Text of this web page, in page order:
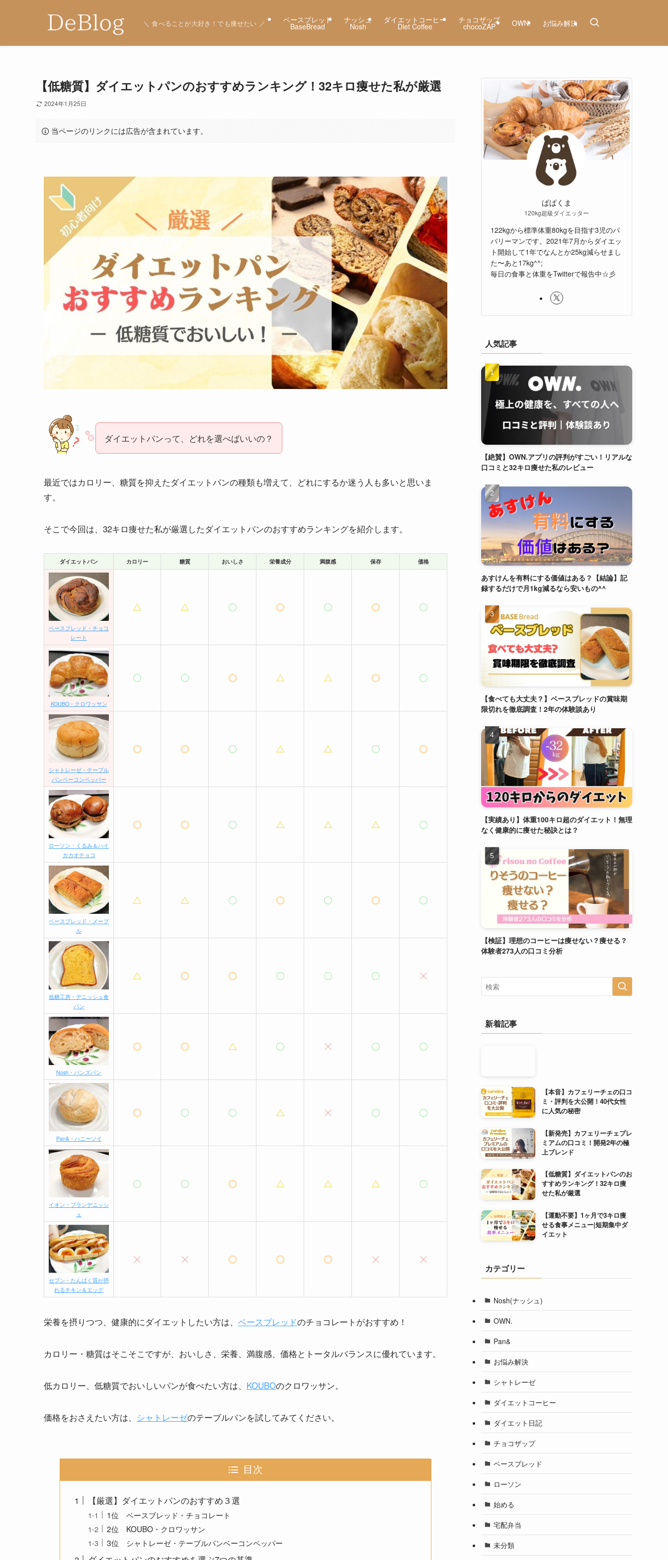
＼ 食べることが大好き！でも痩せたい ／ ベースブレッド
BaseBread
ナッシュ
Nosh
ダイエットコーヒー
Diet Coffee
チョコザップ
chocoZAP OWN. お悩み解決
【低糖質】ダイエットパンのおすすめランキング！32キロ痩せた私が厳選
2024年1月25日
当ページのリンクには広告が含まれています。
ダイエットパンって、どれを選べばいいの？
最近ではカロリー、糖質を抑えたダイエットパンの種類も増えて、どれにするか迷う人も多いと思いま
す。
そこで今回は、32キロ痩せた私が厳選したダイエットパンのおすすめランキングを紹介します。
ダイエットパン カロリー 糖質 おいしさ 栄養成分 満腹感 保存 価格
ベースブレッド・チョコ
レート
KOUBO・クロワッサン
シャトレーゼ・テーブル
パンベーコンペッパー
ローソン・くるみ＆ハイ
カカオチョコ
ベースブレッド・メープ
ル
低糖工房・デニッシュ食
パン
Nosh・バンズパン
Pan&・ハニーソイ
イオン・ブランデニッシ
ュ
セブン・たんぱく質が摂
れるチキン＆エッグ
栄養を摂りつつ、健康的にダイエットしたい方は、 ベースブレッドのチョコレートがおすすめ！
カロリー・糖質はそこそこですが、おいしさ、栄養、満腹感、価格とトータルバランスに優れています。
低カロリー、低糖質でおいしいパンが食べたい方は、 KOUBOのクロワッサン。
価格をおさえたい方は、 シャトレーゼのテーブルパンを試してみてください。
目次
【厳選】ダイエットパンのおすすめ３選
1位 ベースブレッド・チョコレート
2位 KOUBO・クロワッサン
3位 シャトレーゼ・テーブルパンベーコンペッパー
ぱぱくま
120kg超級ダイエッター
122kgから標準体重80kgを目指す3児のパ
パリーマンです。2021年7月からダイエッ
ト開始して1年でなんとか25kg減らせまし
た〜あと17kg^^;
毎日の食事と体重をTwitterで報告中☆彡
人気記事
【絶賛】OWN.アプリの評判がすごい！リアルな
口コミと32キロ痩せた私のレビュー
あすけんを有料にする価値はある？【結論】記
録するだけで月1kg減るなら安いもの^^
【食べても大丈夫？】ベースブレッドの賞味期
限切れを徹底調査！2年の体験談あり
【実績あり】体重100キロ超のダイエット！無理
なく健康的に痩せた秘訣とは？
【検証】理想のコーヒーは痩せない？痩せる？
体験者273人の口コミ分析
新着記事
【本音】カフェリーチェの口コ
ミ・評判を大公開！40代女性
に人気の秘密
【新発売】カフェリーチェプレ
ミアムの口コミ！開発2年の極
上ブレンド
【低糖質】ダイエットパンのお
すすめランキング！32キロ痩
せた私が厳選
【運動不要】1ヶ月で3キロ痩
せる食事メニュー|短期集中ダ
イエット
カテゴリー
Nosh(ナッシュ)
OWN.
Pan&
お悩み解決
シャトレーゼ
ダイエットコーヒー
ダイエット日記
チョコザップ
ベースブレッド
ローソン
始める
宅配弁当
未分類